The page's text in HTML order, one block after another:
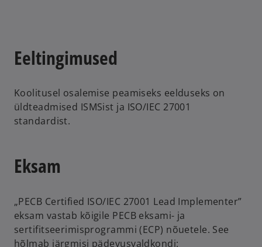
Eeltingimused
Koolitusel osalemise peamiseks eelduseks on
üldteadmised ISMSist ja ISO/IEC 27001
standardist.
Eksam
„PECB Certified ISO/IEC 27001 Lead Implementer”
eksam vastab kõigile PECB eksami- ja
sertifitseerimisprogrammi (ECP) nõuetele. See
hõlmab järgmisi pädevusvaldkondi: